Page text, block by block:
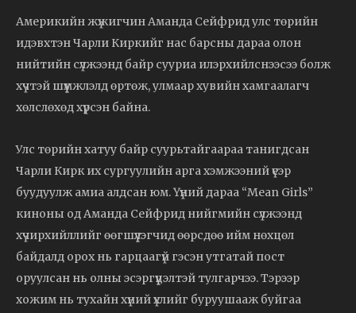
Америкийн жүжигчин Аманда Сейфрид улс төрийн
идэвхтэн Чарли Киркийг нас барсны дараа олон
нийтийн сүлжээнд байр сууриа илэрхийлснээсээ болж
хүчтэй шүүмжлэлд өртөж, улмаар хувийн хамгаалагч
хөлслөхөд хүрсэн байна.
Улс төрийн хатуу байр суурьтайгаараа танигдсан
Чарли Кирк их сургуулийн арга хэмжээний үеэр
буудуулж амиа алдсан юм. Үүний дараа “Mean Girls”
киноны од Аманда Сейфрид нийгмийн сүлжээнд
хүчирхийллийг өөгшүүлэгчид өөрсдөө ийм нөхцөл
байдалд орох нь гарцаагүй гэсэн утгатай пост
оруулсан нь олны эсэргүүцэлтэй тулгарчээ. Тэрээр
хожим нь тухайн хүний үхлийг буруушааж буйгаа